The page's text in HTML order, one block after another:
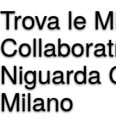
Trova le
Niguarda
Milano